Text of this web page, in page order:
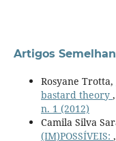
Artigos
Rosyane Trotta,
bastard theory ,
n. 1 (2012)
Camila Silva
(IM)POSSÍVEIS: ,